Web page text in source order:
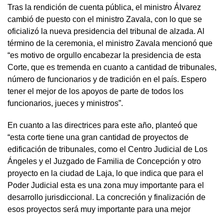
Tras la rendición de cuenta pública, el ministro Álvarez
cambió de puesto con el ministro Zavala, con lo que se
oficializó la nueva presidencia del tribunal de alzada. Al
término de la ceremonia, el ministro Zavala mencionó que
“es motivo de orgullo encabezar la presidencia de esta
Corte, que es tremenda en cuanto a cantidad de tribunales,
número de funcionarios y de tradición en el país. Espero
tener el mejor de los apoyos de parte de todos los
funcionarios, jueces y ministros”.
En cuanto a las directrices para este año, planteó que
“esta corte tiene una gran cantidad de proyectos de
edificación de tribunales, como el Centro Judicial de Los
Ángeles y el Juzgado de Familia de Concepción y otro
proyecto en la ciudad de Laja, lo que indica que para el
Poder Judicial esta es una zona muy importante para el
desarrollo jurisdiccional. La concreción y finalización de
esos proyectos será muy importante para una mejor